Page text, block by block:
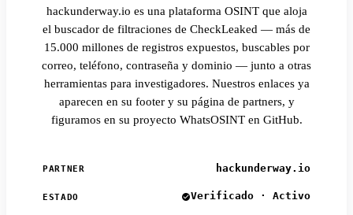
hackunderway.io es una plataforma OSINT que aloja
el buscador de filtraciones de CheckLeaked — más de
15.000 millones de registros expuestos, buscables por
correo, teléfono, contraseña y dominio — junto a otras
herramientas para investigadores. Nuestros enlaces ya
aparecen en su footer y su página de partners, y
figuramos en su proyecto WhatsOSINT en GitHub.
PARTNER hackunderway.io
ESTADO Verificado · Activo